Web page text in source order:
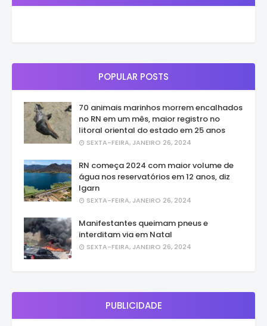
POPULAR POSTS
70 animais marinhos morrem encalhados
no RN em um mês, maior registro no
litoral oriental do estado em 25 anos
SEXTA-FEIRA, JANEIRO 26, 2024
RN começa 2024 com maior volume de
água nos reservatórios em 12 anos, diz
Igarn
SEXTA-FEIRA, JANEIRO 26, 2024
Manifestantes queimam pneus e
interditam via em Natal
SEXTA-FEIRA, JANEIRO 26, 2024
PUBLICIDADE